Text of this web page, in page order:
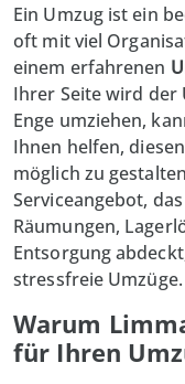
Ein Umzug ist ein
oft mit viel
einem erfahrenen
Ihrer Seite wird der
Enge umziehen,
Ihnen helfen,
möglich zu
Serviceangebot, das
Räumungen,
Entsorgung
stressfreie Umzüge.
Warum
für Ihren